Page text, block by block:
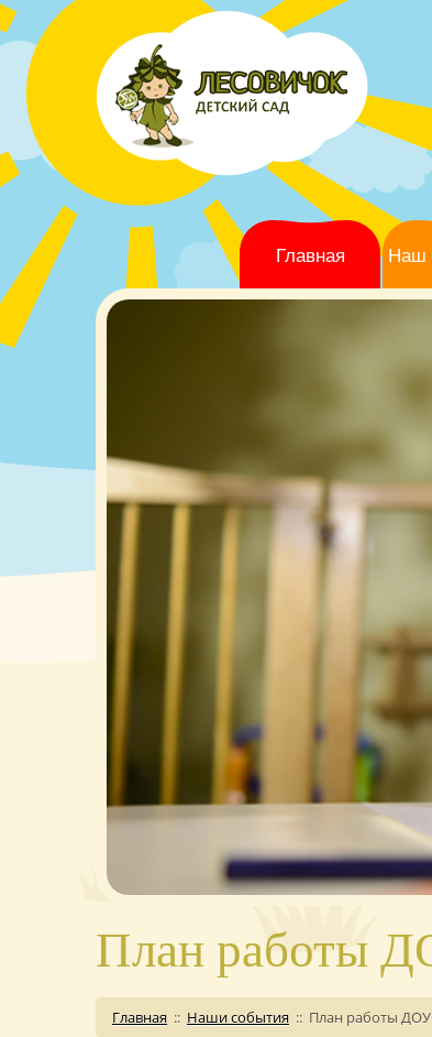
Главная Наш
План работы
Главная :: Наши события :: План работы ДОУ